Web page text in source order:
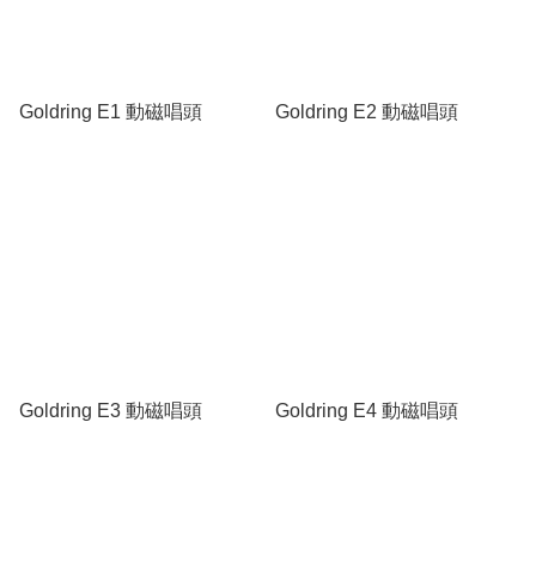
Goldring E1 動磁唱頭 Goldring E2 動磁唱頭
Goldring E3 動磁唱頭 Goldring E4 動磁唱頭